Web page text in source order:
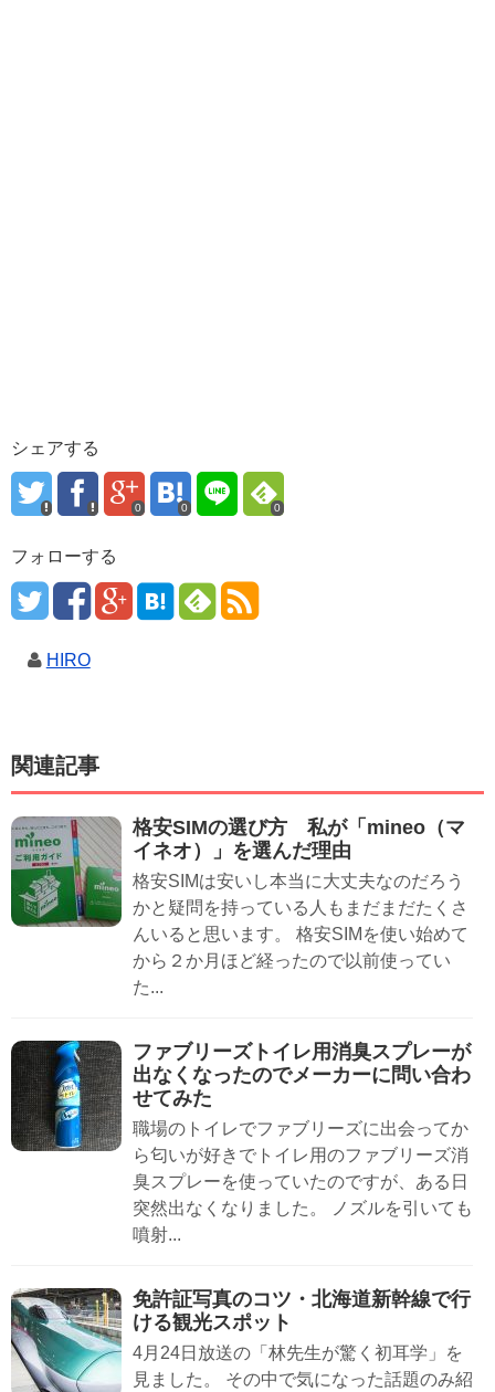
シェアする
0 0 0
フォローする
HIRO
関連記事
格安SIMの選び方 私が「mineo（マ
イネオ）」を選んだ理由
格安SIMは安いし本当に大丈夫なのだろう
かと疑問を持っている人もまだまだたくさ
んいると思います。 格安SIMを使い始めて
から２か月ほど経ったので以前使ってい
た...
ファブリーズトイレ用消臭スプレーが
出なくなったのでメーカーに問い合わ
せてみた
職場のトイレでファブリーズに出会ってか
ら匂いが好きでトイレ用のファブリーズ消
臭スプレーを使っていたのですが、ある日
突然出なくなりました。 ノズルを引いても
噴射...
免許証写真のコツ・北海道新幹線で行
ける観光スポット
4月24日放送の「林先生が驚く初耳学」を
見ました。 その中で気になった話題のみ紹